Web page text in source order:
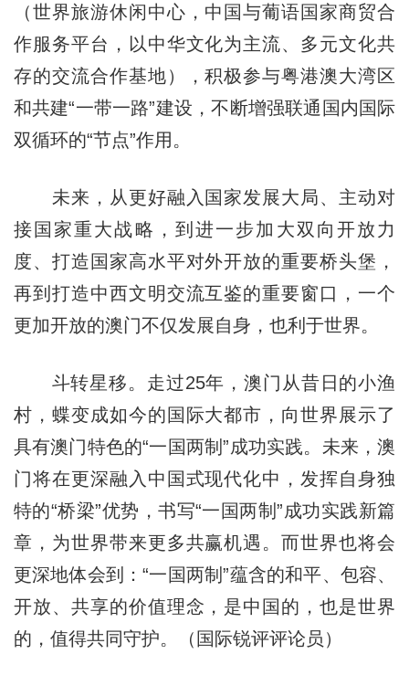
（世界旅游休闲中心，中国与葡语国家商贸合
作服务平台，以中华文化为主流、多元文化共
存的交流合作基地），积极参与粤港澳大湾区
和共建“一带一路”建设，不断增强联通国内国际
双循环的“节点”作用。
未来，从更好融入国家发展大局、主动对
接国家重大战略，到进一步加大双向开放力
度、打造国家高水平对外开放的重要桥头堡，
再到打造中西文明交流互鉴的重要窗口，一个
更加开放的澳门不仅发展自身，也利于世界。
斗转星移。走过25年，澳门从昔日的小渔
村，蝶变成如今的国际大都市，向世界展示了
具有澳门特色的“一国两制”成功实践。未来，澳
门将在更深融入中国式现代化中，发挥自身独
特的“桥梁”优势，书写“一国两制”成功实践新篇
章，为世界带来更多共赢机遇。而世界也将会
更深地体会到：“一国两制”蕴含的和平、包容、
开放、共享的价值理念，是中国的，也是世界
的，值得共同守护。（国际锐评评论员）